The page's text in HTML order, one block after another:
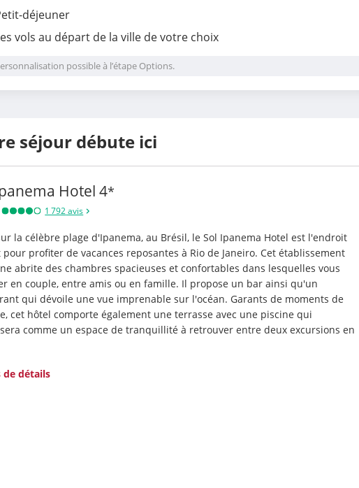
déjeuner
vols au départ de la ville de votre choix
possible à l’étape Options.
séjour débute ici
Hotel 4*
1 792avis
la célèbre plage d'Ipanema, au Brésil, le Sol Ipanema Hotel est l'endroit
profiter de vacances reposantes à Rio de Janeiro. Cet établissement
abrite des chambres spacieuses et confortables dans lesquelles vous
en couple, entre amis ou en famille. Il propose un bar ainsi qu'un
qui dévoile une vue imprenable sur l'océan. Garants de moments de
cet hôtel comporte également une terrasse avec une piscine qui
comme un espace de tranquillité à retrouver entre deux excursions en
de détails